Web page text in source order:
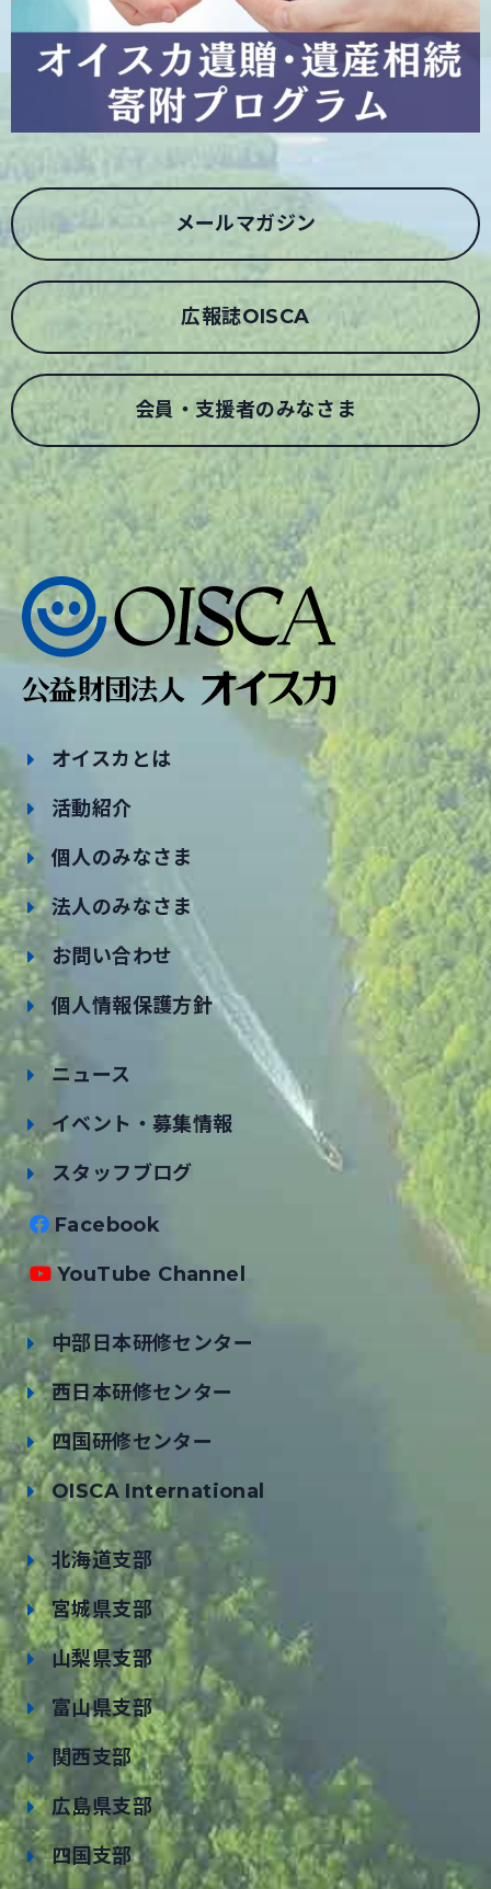
メールマガジン
広報誌OISCA
会員・支援者のみなさま
オイスカとは
活動紹介
個人のみなさま
法人のみなさま
お問い合わせ
個人情報保護方針
ニュース
イベント・募集情報
スタッフブログ
Facebook
YouTube Channel
中部日本研修センター
西日本研修センター
四国研修センター
OISCA International
北海道支部
宮城県支部
山梨県支部
富山県支部
関西支部
広島県支部
四国支部